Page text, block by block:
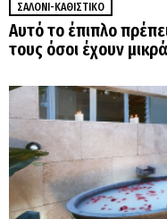
ΣΑΛΌΝΙ-ΚΑΘΙΣΤΙΚΌ
Αυτό το έπιπλο
τους όσοι έχουν